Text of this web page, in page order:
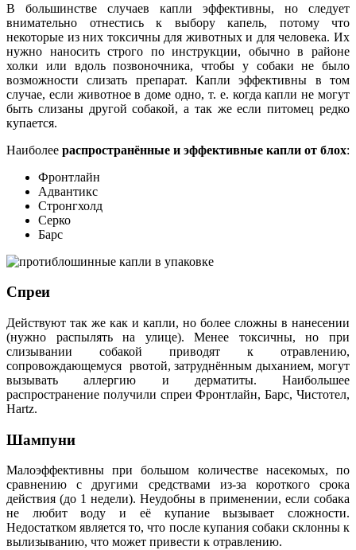
В большинстве случаев капли эффективны, но следует
внимательно отнестись к выбору капель, потому что
некоторые из них токсичны для животных и для человека. Их
нужно наносить строго по инструкции, обычно в районе
холки или вдоль позвоночника, чтобы у собаки не было
возможности слизать препарат. Капли эффективны в том
случае, если животное в доме одно, т. е. когда капли не могут
быть слизаны другой собакой, а так же если питомец редко
купается.
Наиболее распространённые и эффективные капли от блох:
Фронтлайн
Адвантикс
Стронгхолд
Серко
Барс
Спреи
Действуют так же как и капли, но более сложны в нанесении
(нужно распылять на улице). Менее токсичны, но при
слизывании собакой приводят к отравлению,
сопровождающемуся рвотой, затруднённым дыханием, могут
вызывать аллергию и дерматиты. Наибольшее
распространение получили спреи Фронтлайн, Барс, Чистотел,
Hartz.
Шампуни
Малоэффективны при большом количестве насекомых, по
сравнению с другими средствами из-за короткого срока
действия (до 1 недели). Неудобны в применении, если собака
не любит воду и её купание вызывает сложности.
Недостатком является то, что после купания собаки склонны к
вылизыванию, что может привести к отравлению.